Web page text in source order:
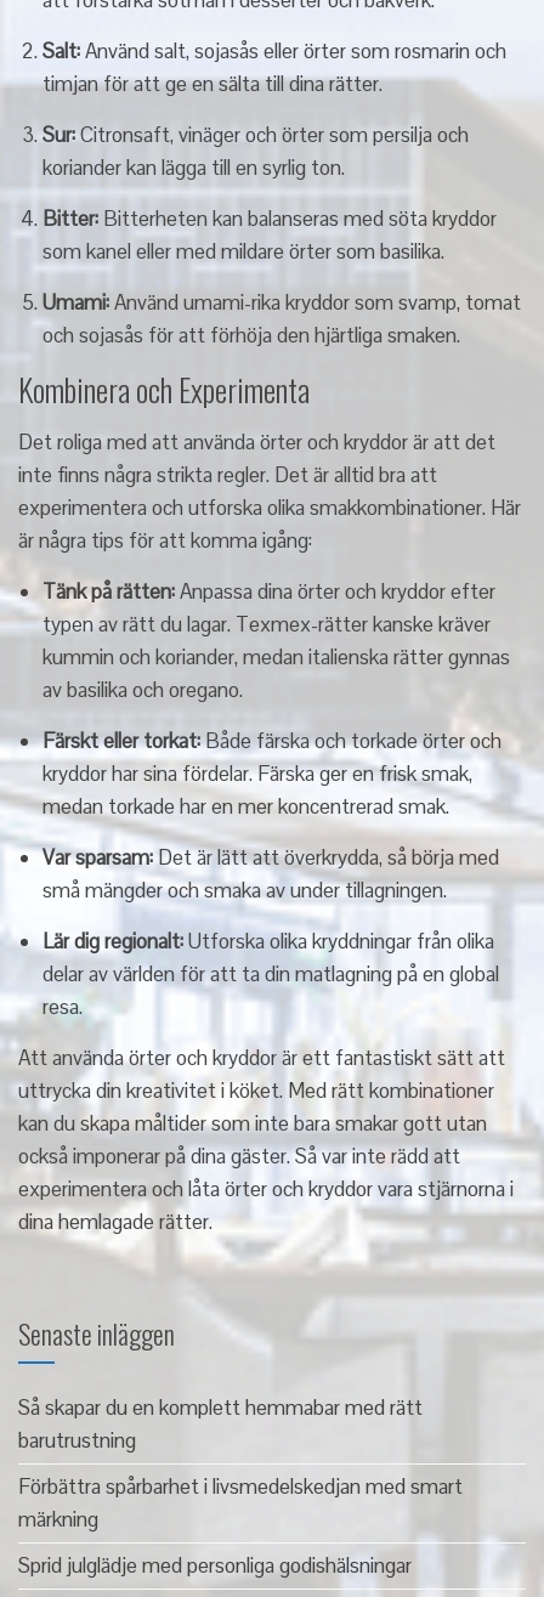
Salt:Använd salt, sojasås eller örter som rosmarin och
timjan för att ge en sälta till dina rätter.
Sur:Citronsaft, vinäger och örter som persilja och
koriander kan lägga till en syrlig ton.
Bitter: Bitterheten kan balanseras med söta kryddor
som kanel eller med mildare örter som basilika.
Umami:Använd umami-rika kryddor som svamp, tomat
och sojasås för att förhöja den hjärtliga smaken.
Kombinera och Experimenta
Det roliga med att använda örter och kryddor är att det
inte finns några strikta regler. Det är alltid bra att
experimentera och utforska olika smakkombinationer. Här
är några tips för att komma igång:
Tänk på rätten:Anpassa dina örter och kryddor efter
typen av rätt du lagar. Texmex-rätter kanske kräver
kummin och koriander, medan italienska rätter gynnas
av basilika och oregano.
Färskt eller torkat:Både färska och torkade örter och
kryddor har sina fördelar. Färska ger en frisk smak,
medan torkade har en mer koncentrerad smak.
Var sparsam: Det är lätt att överkrydda, så börja med
små mängder och smaka av under tillagningen.
Lär dig regionalt:Utforska olika kryddningar från olika
delar av världen för att ta din matlagning på en global
resa.
Att använda örter och kryddor är ett fantastiskt sätt att
uttrycka din kreativitet i köket. Med rätt kombinationer
kan du skapa måltider som inte bara smakar gott utan
också imponerar på dina gäster. Så var inte rädd att
experimentera och låta örter och kryddor vara stjärnorna i
dina hemlagade rätter.
Senaste inläggen
Så skapar du en komplett hemmabar med rätt
barutrustning
Förbättra spårbarhet i livsmedelskedjan med smart
märkning
Sprid julglädje med personliga godishälsningar